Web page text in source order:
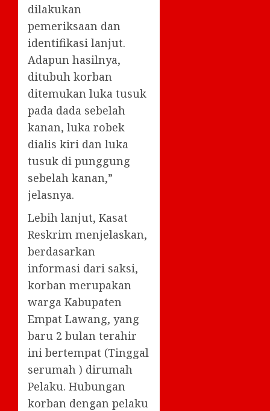
dilakukan
pemeriksaan dan
identifikasi lanjut.
Adapun hasilnya,
ditubuh korban
ditemukan luka tusuk
pada dada sebelah
kanan, luka robek
dialis kiri dan luka
tusuk di punggung
sebelah kanan,”
jelasnya.
Lebih lanjut, Kasat
Reskrim menjelaskan,
berdasarkan
informasi dari saksi,
korban merupakan
warga Kabupaten
Empat Lawang, yang
baru 2 bulan terahir
ini bertempat (Tinggal
serumah ) dirumah
Pelaku. Hubungan
korban dengan pelaku